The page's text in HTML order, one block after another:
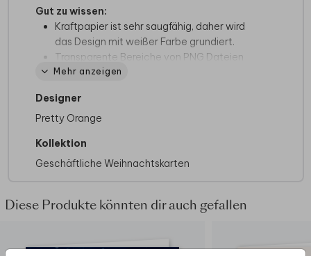
Gut zu wissen:
Kraftpapier ist sehr saugfähig, daher wird
das Design mit weißer Farbe grundiert.
Transparente Bereiche von PNG Dateien
werden weiß eingefärbt. Verwende deshalb
Möglicherweise sind aufgrund des
Dateiformats bestimmte Abbildungen des
Wenn Foliendruck auf deiner Karte haben
möchtest, wähle eine Karte im Kraftpapier-
Mehr anzeigen
Designer
Pretty Orange
Kollektion
Geschäftliche Weihnachtskarten
Diese Produkte könnten dir auch gefallen